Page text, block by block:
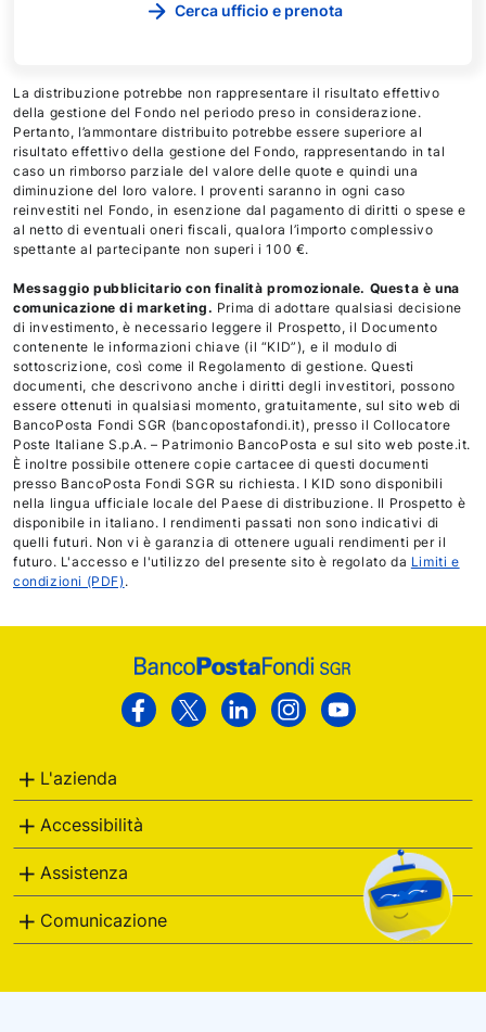
Cerca ufficio e prenota
La distribuzione potrebbe non rappresentare il risultato effettivo
della gestione del Fondo nel periodo preso in considerazione.
Pertanto, l’ammontare distribuito potrebbe essere superiore al
risultato effettivo della gestione del Fondo, rappresentando in tal
caso un rimborso parziale del valore delle quote e quindi una
diminuzione del loro valore. I proventi saranno in ogni caso
reinvestiti nel Fondo, in esenzione dal pagamento di diritti o spese e
al netto di eventuali oneri fiscali, qualora l’importo complessivo
spettante al partecipante non superi i 100 €.
Messaggio pubblicitario con finalità promozionale. Questa è una
comunicazione di marketing. Prima di adottare qualsiasi decisione
di investimento, è necessario leggere il Prospetto, il Documento
contenente le informazioni chiave (il “KID”), e il modulo di
sottoscrizione, così come il Regolamento di gestione. Questi
documenti, che descrivono anche i diritti degli investitori, possono
essere ottenuti in qualsiasi momento, gratuitamente, sul sito web di
BancoPosta Fondi SGR (bancopostafondi.it), presso il Collocatore
Poste Italiane S.p.A. – Patrimonio BancoPosta e sul sito web poste.it.
È inoltre possibile ottenere copie cartacee di questi documenti
presso BancoPosta Fondi SGR su richiesta. I KID sono disponibili
nella lingua ufficiale locale del Paese di distribuzione. Il Prospetto è
disponibile in italiano. I rendimenti passati non sono indicativi di
quelli futuri. Non vi è garanzia di ottenere uguali rendimenti per il
futuro. L'accesso e l'utilizzo del presente sito è regolato da Limiti e
condizioni (PDF) .
Facebook
Twitter LinkedinInstagram
L'azienda
Accessibilità
Assistenza
Comunicazione